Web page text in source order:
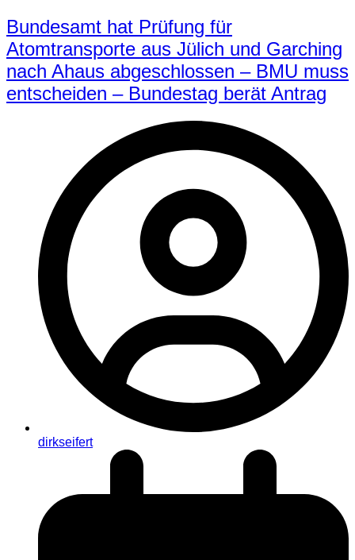
Bundesamt hat Prüfung für
Atomtransporte aus Jülich und Garching
nach Ahaus abgeschlossen – BMU muss
entscheiden – Bundestag berät Antrag
dirkseifert